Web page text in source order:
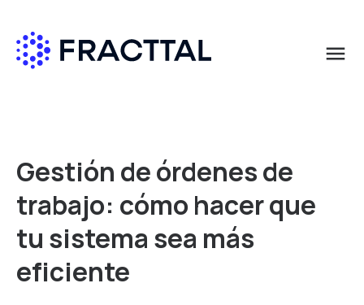
menu
Gestión de órdenes de
trabajo: cómo hacer que
tu sistema sea más
eficiente